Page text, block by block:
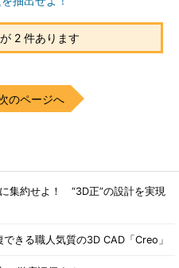
2 件あります
のページへ
集約せよ！ “3D正”の設計を実現
きる職人気質の3D CAD「Creo」